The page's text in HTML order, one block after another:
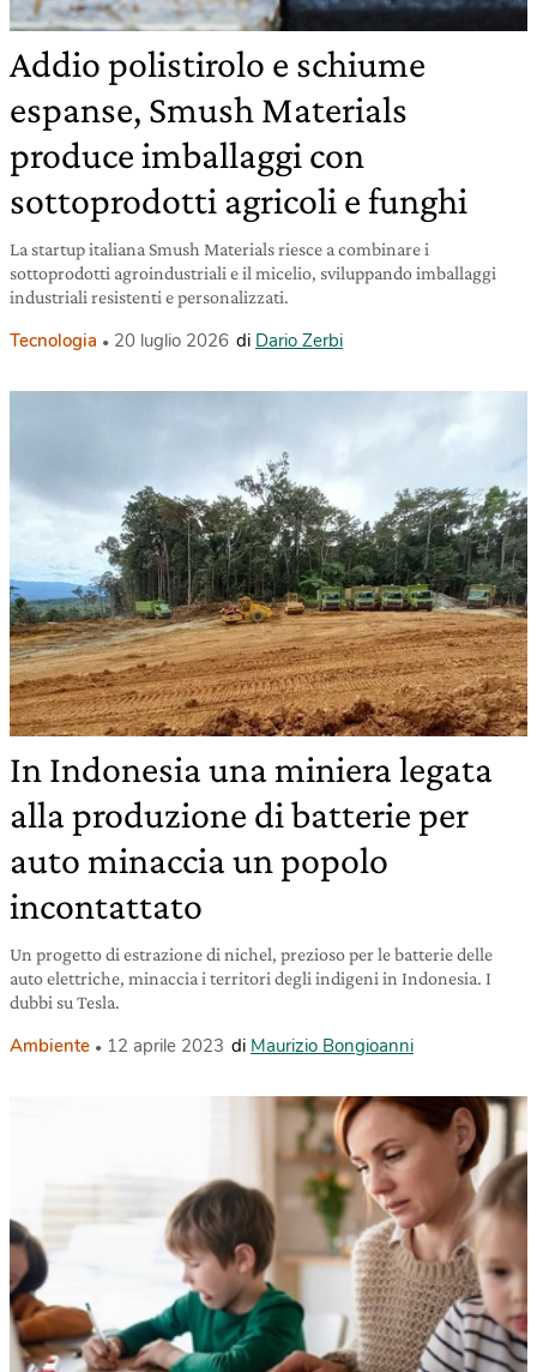
Addio polistirolo e schiume
espanse, Smush Materials
produce imballaggi con
sottoprodotti agricoli e funghi
La startup italiana Smush Materials riesce a combinare i
sottoprodotti agroindustriali e il micelio, sviluppando imballaggi
industriali resistenti e personalizzati.
Tecnologia 20 luglio 2026 di Dario Zerbi
In Indonesia una miniera legata
alla produzione di batterie per
auto minaccia un popolo
incontattato
Un progetto di estrazione di nichel, prezioso per le batterie delle
auto elettriche, minaccia i territori degli indigeni in Indonesia. I
dubbi su Tesla.
Ambiente 12 aprile 2023 di Maurizio Bongioanni